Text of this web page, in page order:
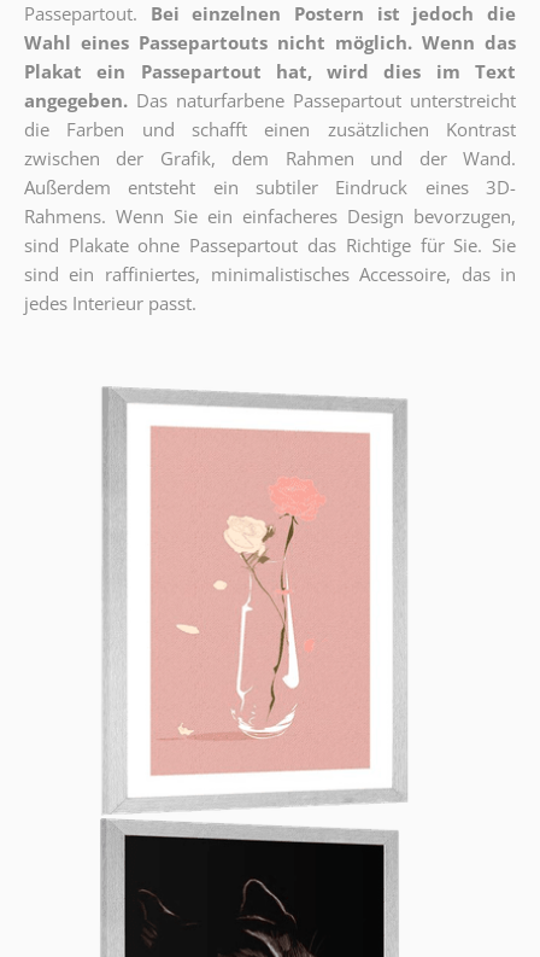
Passepartout.
Bei einzelnen Postern ist jedoch die
Wahl eines Passepartouts nicht möglich. Wenn das
Plakat ein Passepartout hat, wird dies im Text
angegeben. Das naturfarbene Passepartout unterstreicht
die Farben und schafft einen zusätzlichen Kontrast
zwischen der Grafik, dem Rahmen und der Wand.
Außerdem entsteht ein subtiler Eindruck eines 3D-
Rahmens. Wenn Sie ein einfacheres Design bevorzugen,
sind Plakate ohne Passepartout das Richtige für Sie. Sie
sind ein raffiniertes, minimalistisches Accessoire, das in
jedes Interieur passt.